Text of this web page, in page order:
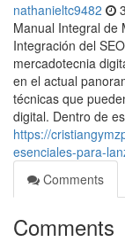
nathanieltc9482
Manual Integral de
Integración del
mercadotecnia
en el actual
técnicas que
digital. Dentro de
https://
esenciales-para-
Comments
Comments